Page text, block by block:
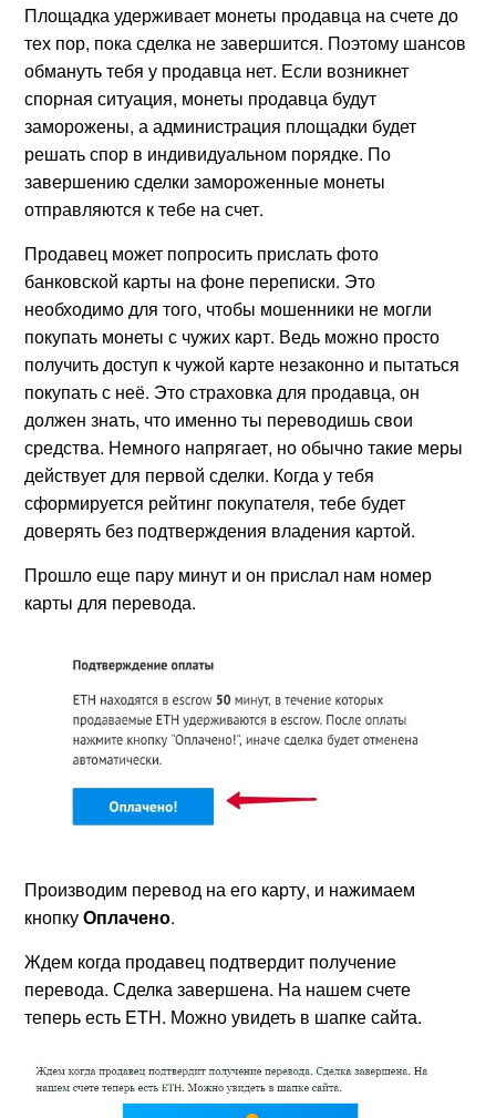
Площадка удерживает монеты продавца на счете до
тех пор, пока сделка не завершится. Поэтому шансов
обмануть тебя у продавца нет. Если возникнет
спорная ситуация, монеты продавца будут
заморожены, а администрация площадки будет
решать спор в индивидуальном порядке. По
завершению сделки замороженные монеты
отправляются к тебе на счет.
Продавец может попросить прислать фото
банковской карты на фоне переписки. Это
необходимо для того, чтобы мошенники не могли
покупать монеты с чужих карт. Ведь можно просто
получить доступ к чужой карте незаконно и пытаться
покупать с неё. Это страховка для продавца, он
должен знать, что именно ты переводишь свои
средства. Немного напрягает, но обычно такие меры
действует для первой сделки. Когда у тебя
сформируется рейтинг покупателя, тебе будет
доверять без подтверждения владения картой.
Прошло еще пару минут и он прислал нам номер
карты для перевода.
Производим перевод на его карту, и нажимаем
кнопкуОплачено.
Ждем когда продавец подтвердит получение
перевода. Сделка завершена. На нашем счете
теперь есть ETH. Можно увидеть в шапке сайта.